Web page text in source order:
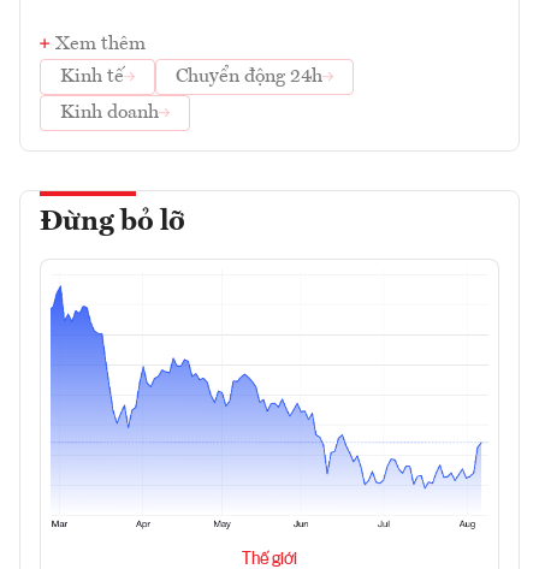
Xem thêm
Kinh tế
Chuyển động 24h
Kinh doanh
Đừng bỏ lỡ
Thế giới